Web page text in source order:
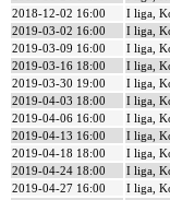
2018-12-02 16:00
I liga,
2019-03-02 16:00
I liga,
2019-03-09 16:00
I liga,
2019-03-16 18:00
I liga,
2019-03-30 19:00
I liga,
2019-04-03 18:00
I liga,
2019-04-06 16:00
I liga,
2019-04-13 16:00
I liga,
2019-04-18 18:00
I liga,
2019-04-24 18:00
I liga,
2019-04-27 16:00
I liga,